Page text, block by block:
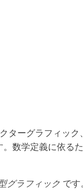
ターグラフィッ
数学定義に依る
グラフィック で